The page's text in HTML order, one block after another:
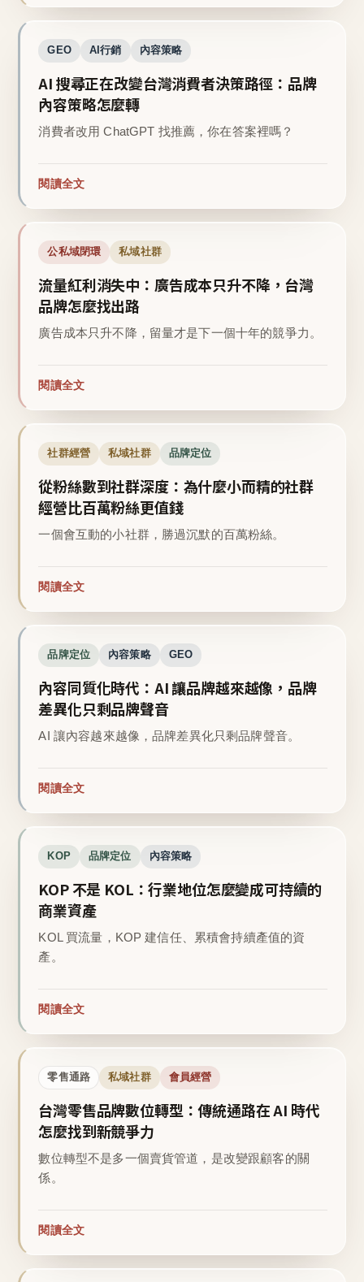
GEO AI行銷 內容策略
AI 搜尋正在改變台灣消費者決策路徑：品牌
內容策略怎麼轉
消費者改用 ChatGPT 找推薦，你在答案裡嗎？
閱讀全文
公私域閉環 私域社群
流量紅利消失中：廣告成本只升不降，台灣
品牌怎麼找出路
廣告成本只升不降，留量才是下一個十年的競爭力。
閱讀全文
社群經營 私域社群 品牌定位
從粉絲數到社群深度：為什麼小而精的社群
經營比百萬粉絲更值錢
一個會互動的小社群，勝過沉默的百萬粉絲。
閱讀全文
品牌定位 內容策略 GEO
內容同質化時代：AI 讓品牌越來越像，品牌
差異化只剩品牌聲音
AI 讓內容越來越像，品牌差異化只剩品牌聲音。
閱讀全文
KOP 品牌定位 內容策略
KOP 不是 KOL：行業地位怎麼變成可持續的
商業資產
KOL 買流量，KOP 建信任、累積會持續產值的資
產。
閱讀全文
零售通路 私域社群 會員經營
台灣零售品牌數位轉型：傳統通路在 AI 時代
怎麼找到新競爭力
數位轉型不是多一個賣貨管道，是改變跟顧客的關
係。
閱讀全文